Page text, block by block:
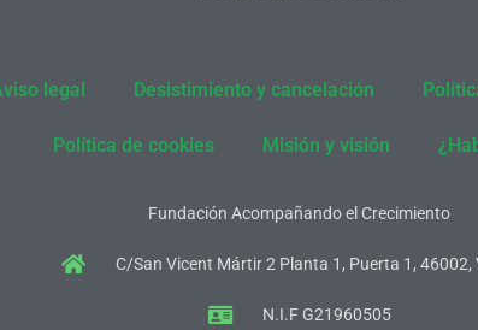
legal Desistimiento y cancelación
Política de cookies Misión y visión
Fundación Acompañando el Crecimiento
C/San Vicent Mártir 2 Planta 1, Puerta 1, 46002,
N.I.F G21960505